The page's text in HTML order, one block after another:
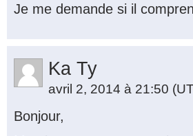
Je me demande si il
Ka Ty
avril 2, 2014 à 21:50
Bonjour,